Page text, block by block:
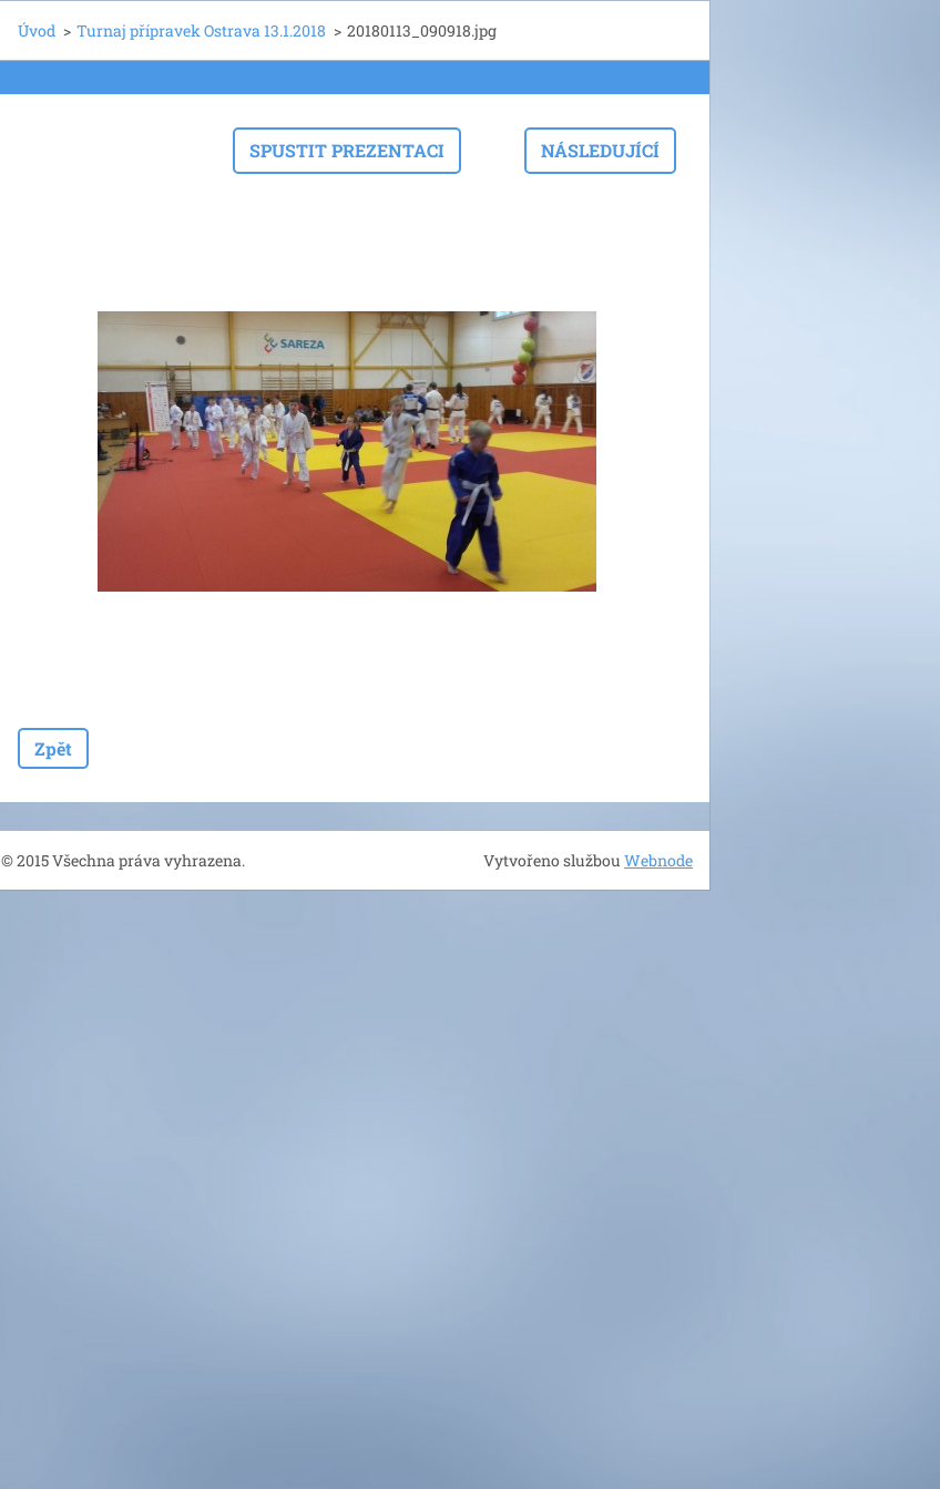
Úvod > Turnaj přípravek Ostrava 13.1.2018 > 20180113_090918.jpg
SPUSTIT PREZENTACI NÁSLEDUJÍCÍ
Zpět
© 2015 Všechna práva vyhrazena. Vytvořeno službouWebnode